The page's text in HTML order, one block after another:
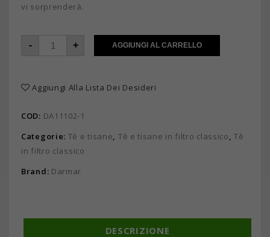
vi sorprenderà.
- + AGGIUNGI AL CARRELLO
Aggiungi Alla Lista Dei Desideri
COD: DA11102-1
Categorie: Tè e tisane, Tè e tisane in filtro classico,Tè
in filtro classico
Brand: Darmar
DESCRIZIONE